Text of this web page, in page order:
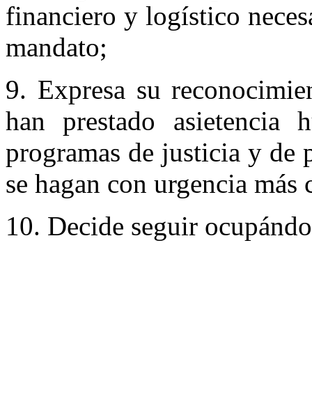
financiero y logístico
mandato;
9. Expresa su
han prestado asietencia
programas de justicia y de
se hagan con urgencia
10. Decide seguir